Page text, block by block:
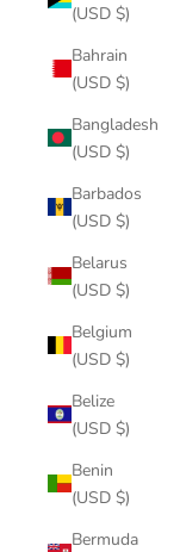
(USD $)
Bahrain
(USD $)
Bangladesh
(USD $)
Barbados
(USD $)
Belarus
(USD $)
Belgium
(USD $)
Belize
(USD $)
Benin
(USD $)
Bermuda